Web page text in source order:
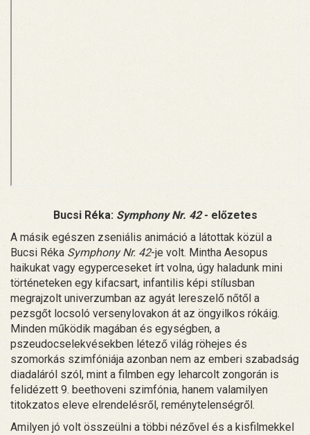
Bucsi Réka: Symphony Nr. 42- előzetes
A másik egészen zseniális animáció a látottak közül a
Bucsi Réka Symphony Nr. 42-je volt. Mintha Aesopus
haikukat vagy egyperceseket írt volna, úgy haladunk mini
történeteken egy kifacsart, infantilis képi stílusban
megrajzolt univerzumban az agyát lereszelő nőtől a
pezsgőt locsoló versenylovakon át az öngyilkos rókáig.
Minden működik magában és egységben, a
pszeudocselekvésekben létező világ röhejes és
szomorkás szimfóniája azonban nem az emberi szabadság
diadaláról szól, mint a filmben egy leharcolt zongorán is
felidézett 9. beethoveni szimfónia, hanem valamilyen
titokzatos eleve elrendelésről, reménytelenségről.
Amilyen jó volt összeülni a többi nézővel és a kisfilmekkel